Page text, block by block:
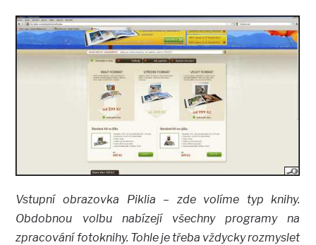
Vstupní obrazovka Piklia – zde volíme typ knihy.
Obdobnou volbu nabízejí všechny programy na
zpracování fotoknihy. Tohle je třeba vždycky rozmyslet